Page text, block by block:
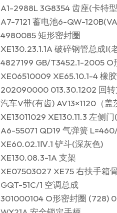
A1-2988L 3G8354 齿座(卡特
A7-7121 蓄电池6-QW-
4980085 矩形密封圈
XE130.23.1.1A 破碎钢管总成
4827199 GB/T3452.1-2005 O
XE06510009 XE65.10.1-4 橡
202090000 013.30.1202 回
汽车V带(有齿) AV13×1120（盖
XE13011029 XE130.11.3 左侧
A6-55071 QD19 气弹簧
XE60.02.1Ⅳ.1 铲斗(深灰色)
XE130.08.3-1A 支架
XE07503027 XE75 右扶手箱
GQT-51C/1 空调总成
301000104 O形密封圈 (728)